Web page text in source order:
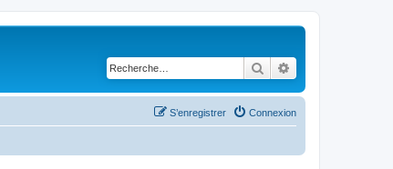
Rechercher
Connexion
S’enregistrer